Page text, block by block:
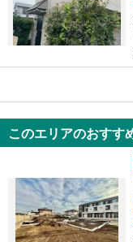
このエリアのおすす